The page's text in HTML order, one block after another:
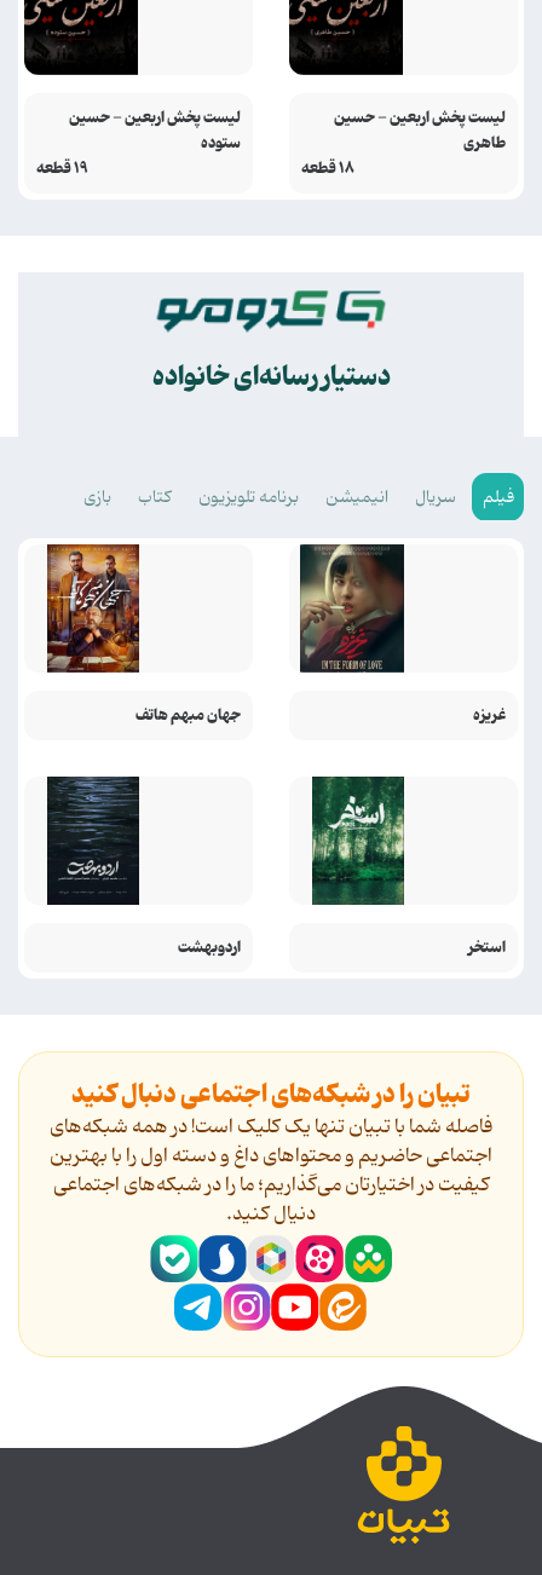
۱۸ قطعه
لیست پخش اربعین - حسین
طاهری
۱۹ قطعه
لیست پخش اربعین - حسین
ستوده
دستیار رسانه‌ای خانواده
فیلم سریال انیمیشن برنامه تلویزیون کتاب بازی
غریزه جهان مبهم هاتف
استخر اردوبهشت
تبیان را در شبکه‌های اجتماعی دنبال کنید
فاصله شما با تبیان تنها یک کلیک است! در همه شبکه‌های
اجتماعی حاضریم و محتواهای داغ و دسته اول را با بهترین
کیفیت در اختیارتان می‌گذاریم؛ ما را در شبکه‌های اجتماعی
دنیال کنید.